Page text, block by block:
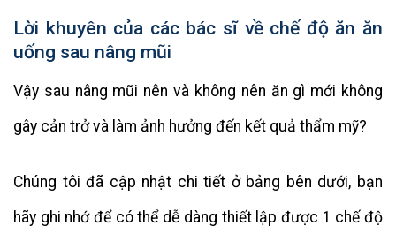
Lời khuyên của các bác sĩ về chế độ ăn ăn
uống sau nâng mũi
Vậy sau nâng mũi nên và không nên ăn gì mới không
gây cản trở và làm ảnh hưởng đến kết quả thẩm mỹ?
Chúng tôi đã cập nhật chi tiết ở bảng bên dưới, bạn
hãy ghi nhớ để có thể dễ dàng thiết lập được 1 chế độ